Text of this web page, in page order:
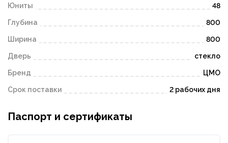
Юниты 48
Глубина 800
Ширина 800
Дверь стекло
Бренд ЦМО
Срок поставки 2 рабочих дня
Паспорт и сертификаты